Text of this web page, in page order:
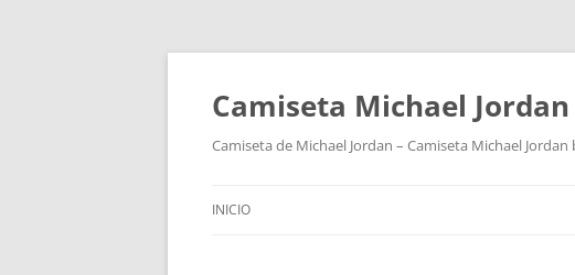
Camiseta Michael Jordan
Camiseta de Michael Jordan – Camiseta Michael
INICIO